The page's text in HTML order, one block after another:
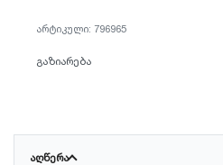
796965
გაზიარება
ᲐᲦᲬᲔᲠᲐ